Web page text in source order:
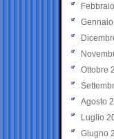
Ottobre
Agosto
Luglio
Giugno